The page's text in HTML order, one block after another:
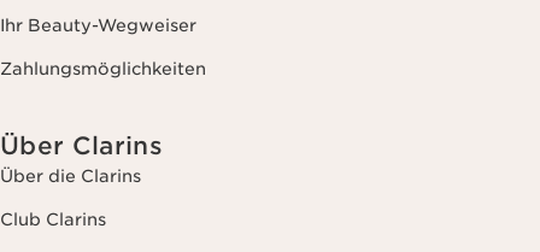
Ihr Beauty-Wegweiser
Zahlungsmöglichkeiten
Über Clarins
Über die Clarins
Club Clarins